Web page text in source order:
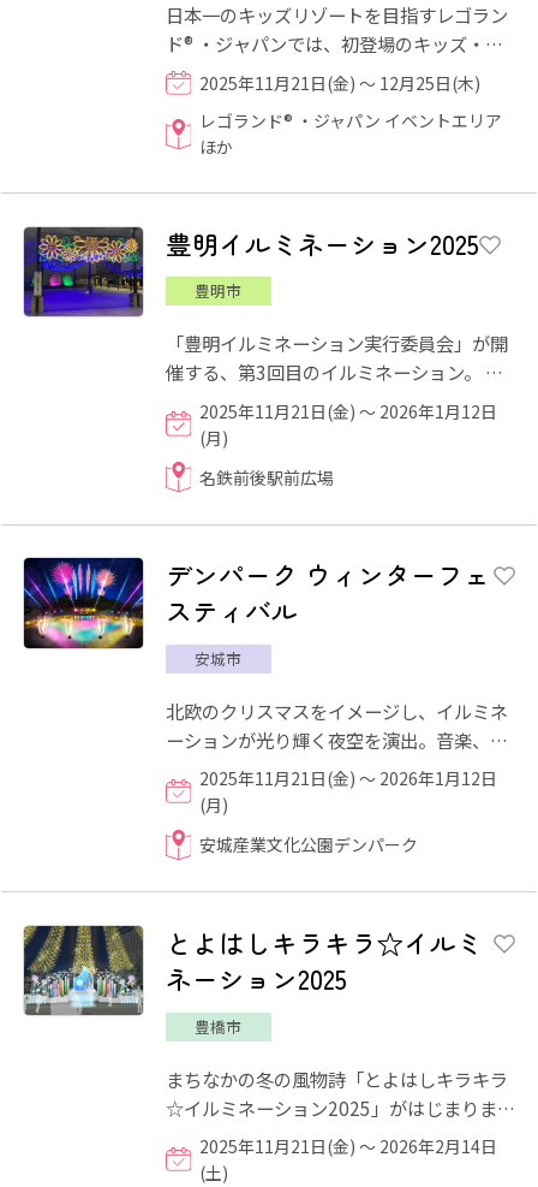
日本一のキッズリゾートを目指すレゴラン
ド® ・ジャパンでは、初登場のキッズ・イ
ルミネーション「ひかりのおと」をはじ
め、人気の参加型スペ...
2025年11月21日(金) ～ 12月25日(木)
レゴランド® ・ジャパン イベントエリア
ほか
豊明イルミネーション2025
豊明市
「豊明イルミネーション実行委員会」が開
催する、第3回目のイルミネーション。 豊
明夏まつりのワークショップで作られたオ
リジナルイルミネーショ...
2025年11月21日(金) ～ 2026年1月12日
(月)
名鉄前後駅前広場
デンパーク ウィンターフェ
スティバル
安城市
北欧のクリスマスをイメージし、イルミネ
ーションが光り輝く夜空を演出。音楽、
光、花火が融合した迫力満点のステージシ
ョーも開催！きらめく園内...
2025年11月21日(金) ～ 2026年1月12日
(月)
安城産業文化公園デンパーク
とよはしキラキラ☆イルミ
ネーション2025
豊橋市
まちなかの冬の風物詩「とよはしキラキラ
☆イルミネーション2025」がはじまりま
す！「冬空のヒカリ散歩」をキャッチフレ
ーズに、プロジェクションマ...
2025年11月21日(金) ～ 2026年2月14日
(土)